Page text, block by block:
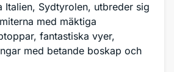
Italien, Sydtyrolen, utbreder sig
med mäktiga
fantastiska vyer,
med betande boskap och